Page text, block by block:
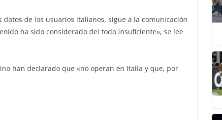
de los usuarios italianos, sigue a la comunicación
ha sido considerado del todo insuficiente», se lee
han declarado que «no operan en Italia y que, por